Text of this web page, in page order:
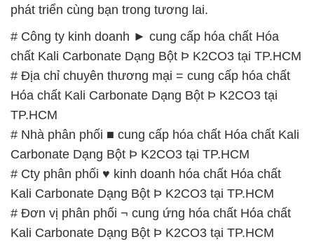
phát triển cùng bạn trong tương lai.
# Công ty kinh doanh ► cung cấp hóa chất Hóa
chất Kali Carbonate Dạng Bột Þ K2CO3 tại TP.HCM
# Địa chỉ chuyên thương mại = cung cấp hóa chất
Hóa chất Kali Carbonate Dạng Bột Þ K2CO3 tại
TP.HCM
# Nhà phân phối ■ cung cấp hóa chất Hóa chất Kali
Carbonate Dạng Bột Þ K2CO3 tại TP.HCM
# Cty phân phối ♥ kinh doanh hóa chất Hóa chất
Kali Carbonate Dạng Bột Þ K2CO3 tại TP.HCM
# Đơn vị phân phối ¬ cung ứng hóa chất Hóa chất
Kali Carbonate Dạng Bột Þ K2CO3 tại TP.HCM